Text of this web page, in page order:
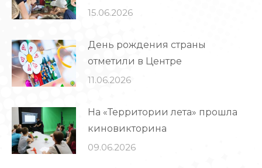
15.06.2026
День рождения страны
отметили в Центре
11.06.2026
На «Территории лета» прошла
киновикторина
09.06.2026